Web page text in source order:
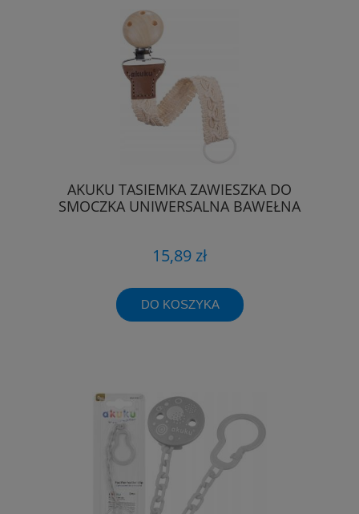
AKUKU TASIEMKA ZAWIESZKA DO
SMOCZKA UNIWERSALNA BAWEŁNA
15,89 zł
DO KOSZYKA